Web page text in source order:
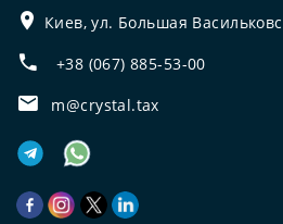
Киев, ул. Большая
+38 (067) 885-53-00
m@crystal.tax